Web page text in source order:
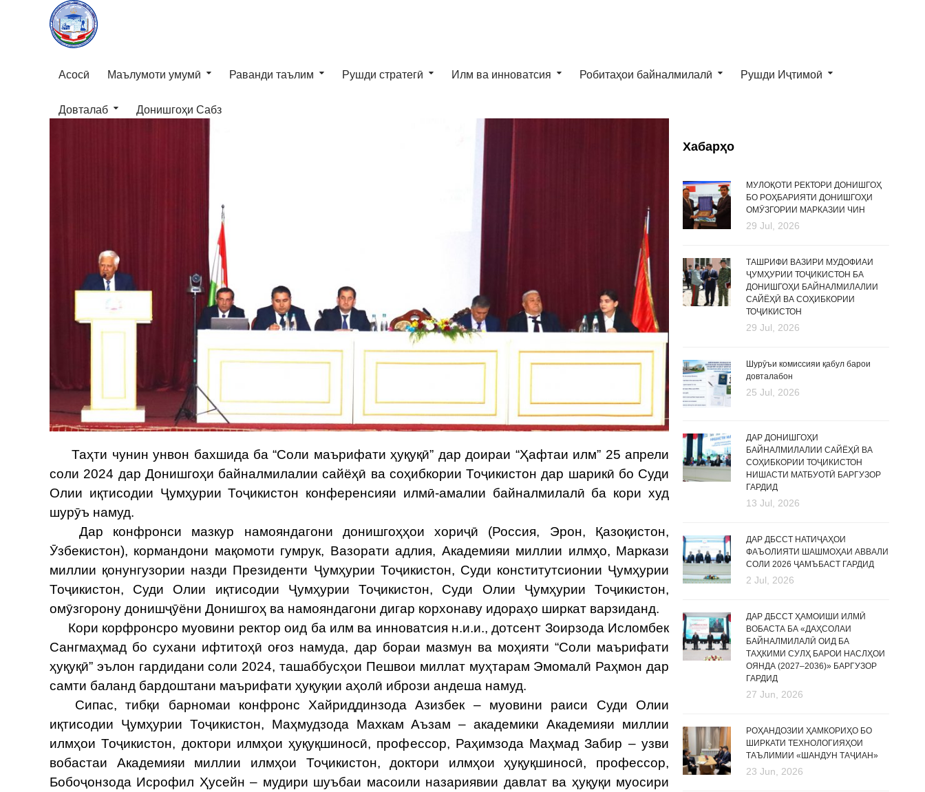
Асосӣ Маълумоти умумӣ Раванди таълим Рушди стратегӣ Илм ва инноватсия Робитаҳои байналмилалӣ Рушди Иҷтимоӣ
Довталаб Донишгоҳи Сабз
Таҳти чунин унвон бахшида ба “Соли маърифати ҳуқуқӣ” дар доираи “Ҳафтаи илм” 25 апрели
соли 2024 дар Донишгоҳи байналмилалии сайёҳӣ ва соҳибкории Тоҷикистон дар шарикӣ бо Суди
Олии иқтисодии Ҷумҳурии Тоҷикистон конференсияи илмӣ-амалии байналмилалӣ ба кори худ
шурӯъ намуд.
Дар конфронси мазкур намояндагони донишгоҳҳои хориҷӣ (Россия, Эрон, Қазоқистон,
Ӯзбекистон), кормандони мақомоти гумрук, Вазорати адлия, Академияи миллии илмҳо, Маркази
миллии қонунгузории назди Президенти Ҷумҳурии Тоҷикистон, Суди конститутсионии Ҷумҳурии
Тоҷикистон, Суди Олии иқтисодии Ҷумҳурии Тоҷикистон, Суди Олии Ҷумҳурии Тоҷикистон,
омӯзгорону донишҷӯёни Донишгоҳ ва намояндагони дигар корхонаву идораҳо ширкат варзиданд.
Кори корфронсро муовини ректор оид ба илм ва инноватсия н.и.и., дотсент Зоирзода Исломбек
Сангмаҳмад бо сухани ифтитоҳӣ оғоз намуда, дар бораи мазмун ва моҳияти “Соли маърифати
ҳуқуқӣ” эълон гардидани соли 2024, ташаббусҳои Пешвои миллат муҳтарам Эмомалӣ Раҳмон дар
самти баланд бардоштани маърифати ҳуқуқии аҳолӣ ибрози андеша намуд.
Сипас, тибқи барномаи конфронс Хайриддинзода Азизбек – муовини раиси Суди Олии
иқтисодии Ҷумҳурии Тоҷикистон, Маҳмудзода Махкам Аъзам – академики Академияи миллии
илмҳои Тоҷикистон, доктори илмҳои ҳуқуқшиносӣ, профессор, Раҳимзода Маҳмад Забир – узви
вобастаи Академияи миллии илмҳои Тоҷикистон, доктори илмҳои ҳуқуқшиносӣ, профессор,
Бобоҷонзода Исрофил Ҳусейн – мудири шуъбаи масоили назариявии давлат ва ҳуқуқи муосири
Хабарҳо
МУЛОҚОТИ РЕКТОРИ ДОНИШГОҲ
БО РОҲБАРИЯТИ ДОНИШГОҲИ
ОМӮЗГОРИИ МАРКАЗИИ ЧИН
29 Jul, 2026
ТАШРИФИ ВАЗИРИ МУДОФИАИ
ҶУМҲУРИИ ТОҶИКИСТОН БА
ДОНИШГОҲИ БАЙНАЛМИЛАЛИИ
САЙЁҲӢ ВА СОҲИБКОРИИ
ТОҶИКИСТОН
29 Jul, 2026
Шурӯъи комиссияи қабул барои
довталабон
25 Jul, 2026
ДАР ДОНИШГОҲИ
БАЙНАЛМИЛАЛИИ САЙЁҲӢ ВА
СОҲИБКОРИИ ТОҶИКИСТОН
НИШАСТИ МАТБУОТӢ БАРГУЗОР
ГАРДИД
13 Jul, 2026
ДАР ДБССТ НАТИҶАҲОИ
ФАЪОЛИЯТИ ШАШМОҲАИ АВВАЛИ
СОЛИ 2026 ҶАМЪБАСТ ГАРДИД
2 Jul, 2026
ДАР ДБССТ ҲАМОИШИ ИЛМӢ
ВОБАСТА БА «ДАҲСОЛАИ
БАЙНАЛМИЛАЛӢ ОИД БА
ТАҲКИМИ СУЛҲ БАРОИ НАСЛҲОИ
ОЯНДА (2027–2036)» БАРГУЗОР
ГАРДИД
27 Jun, 2026
РОҲАНДОЗИИ ҲАМКОРИҲО БО
ШИРКАТИ ТЕХНОЛОГИЯҲОИ
ТАЪЛИМИИ «ШАНДУН ТАҶИАН»
23 Jun, 2026